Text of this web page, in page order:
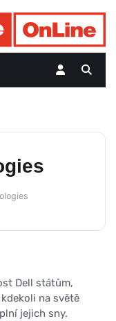
Dell státům,
na světě
jejich sny.